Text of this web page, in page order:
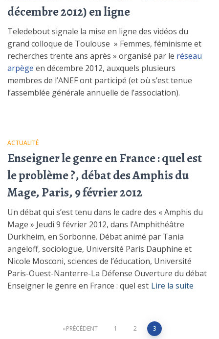
décembre 2012) en ligne
Teledebout signale la mise en ligne des vidéos du
grand colloque de Toulouse » Femmes, féminisme et
recherches trente ans après » organisé par le réseau
arpège en décembre 2012, auxquels plusieurs
membres de l’ANEF ont participé (et où s’est tenue
l’assemblée générale annuelle de l’association).
ACTUALITÉ
Enseigner le genre en France : quel est
le problème ?, débat des Amphis du
Mage, Paris, 9 février 2012
Un débat qui s’est tenu dans le cadre des « Amphis du
Mage » Jeudi 9 février 2012, dans l’Amphithéâtre
Durkheim, en Sorbonne. Débat animé par Tania
angeloff, sociologue, Université Paris Dauphine et
Nicole Mosconi, sciences de l’éducation, Université
Paris-Ouest-Nanterre-La Défense Ouverture du débat
Enseigner le genre en France : quel est Lire la suite
PaginationPRÉCÉDENT 1 2 3